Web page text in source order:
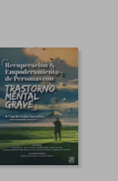
45%
dcto.